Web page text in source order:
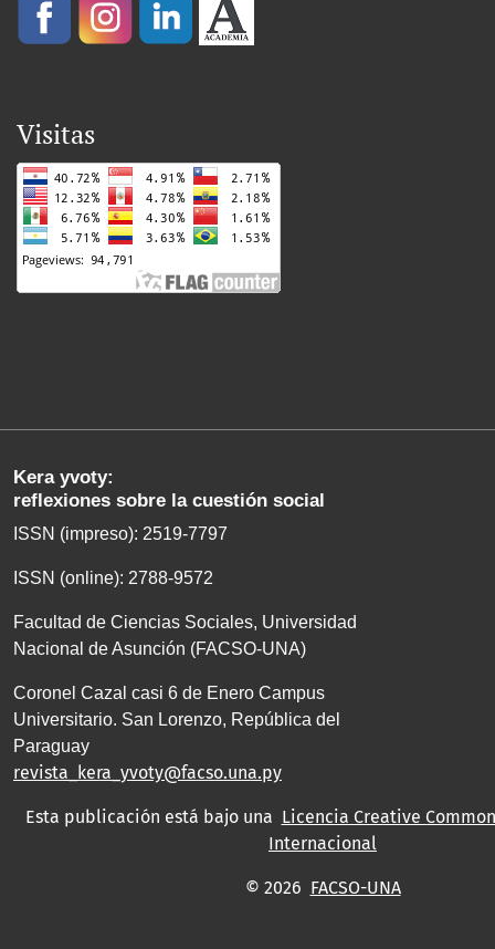
Visitas
Kera yvoty:
reflexiones sobre la cuestión social
ISSN (impreso): 2519-7797
ISSN (online): 2788-9572
Facultad de Ciencias Sociales, Universidad
Nacional de Asunción (FACSO-UNA)
Coronel Cazal casi 6 de Enero Campus
Universitario. San Lorenzo, República del
Paraguay
revista_kera_yvoty@facso.una.py
Esta publicación está bajo una Licencia Creative
Internacional
© 2026 FACSO-UNA